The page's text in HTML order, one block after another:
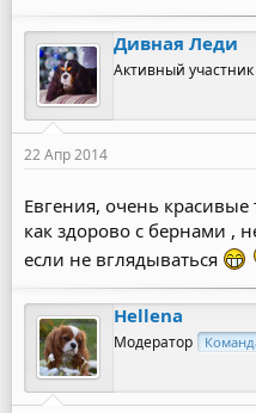
Дивная Леди
Активный участник
22 Апр 2014
Евгения, очень
как здорово с бернами ,
если не вглядываться
Hellena
Модератор